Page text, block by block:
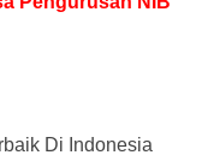
Di Indonesia